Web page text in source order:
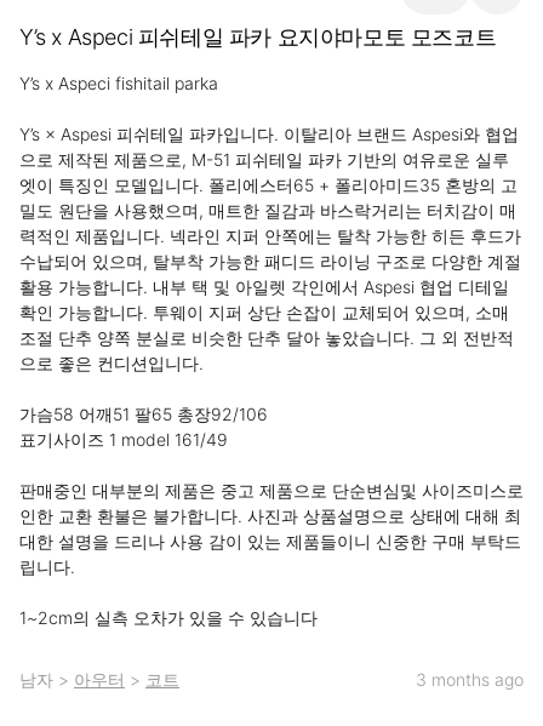
Y’s x Aspeci 피쉬테일 파카 요지야마모토 모즈코트
Y’s x Aspeci fishitail parka
Y’s × Aspesi 피쉬테일 파카입니다. 이탈리아 브랜드 Aspesi와 협업
으로 제작된 제품으로, M-51 피쉬테일 파카 기반의 여유로운 실루
엣이 특징인 모델입니다. 폴리에스터65 + 폴리아미드35 혼방의 고
밀도 원단을 사용했으며, 매트한 질감과 바스락거리는 터치감이 매
력적인 제품입니다. 넥라인 지퍼 안쪽에는 탈착 가능한 히든 후드가
수납되어 있으며, 탈부착 가능한 패디드 라이닝 구조로 다양한 계절
활용 가능합니다. 내부 택 및 아일렛 각인에서 Aspesi 협업 디테일
확인 가능합니다. 투웨이 지퍼 상단 손잡이 교체되어 있으며, 소매
조절 단추 양쪽 분실로 비슷한 단추 달아 놓았습니다. 그 외 전반적
으로 좋은 컨디션입니다.
가슴58 어깨51 팔65 총장92/106
표기사이즈 1 model 161/49
판매중인 대부분의 제품은 중고 제품으로 단순변심및 사이즈미스로
인한 교환 환불은 불가합니다. 사진과 상품설명으로 상태에 대해 최
대한 설명을 드리나 사용 감이 있는 제품들이니 신중한 구매 부탁드
립니다.
1~2cm의 실측 오차가 있을 수 있습니다
남자 > 아우터 > 코트 3 months ago